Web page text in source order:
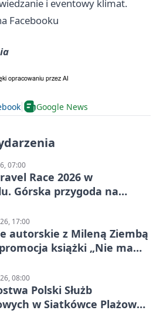
i eventowy klimat.
Facebooku
Google News
07:00
Race 2026 w
Górska przygoda na
17:00
autorskie z Mileną Ziembą
książki „Nie mam
08:00
Polski Służb
w Siatkówce Plażowej